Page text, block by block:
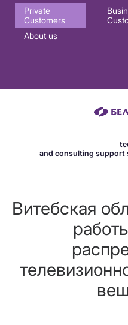
Основная
навигация
Private
Customers
About us
and consulting support
Витебская